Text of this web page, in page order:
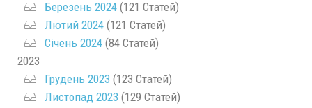
Березень 2024 (121 Статей)
Лютий 2024 (121 Статей)
Січень 2024 (84 Статей)
2023
Грудень 2023 (123 Статей)
Листопад 2023 (129 Статей)